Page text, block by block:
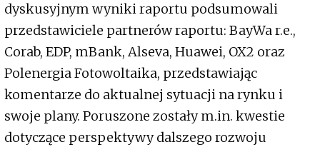
dyskusyjnym wyniki raportu podsumowali
przedstawiciele partnerów raportu: BayWa r.e.,
Corab, EDP, mBank, Alseva, Huawei, OX2 oraz
Polenergia Fotowoltaika, przedstawiając
komentarze do aktualnej sytuacji na rynku i
swoje plany. Poruszone zostały m.in. kwestie
dotyczące perspektywy dalszego rozwoju